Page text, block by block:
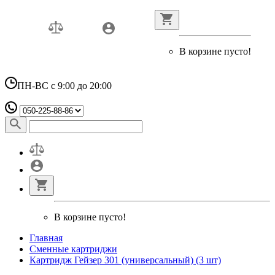
В корзине пусто!
ПН-ВС с 9:00 до 20:00
В корзине пусто!
Главная
Сменные картриджи
Картридж Гейзер 301 (универсальный) (3 шт)